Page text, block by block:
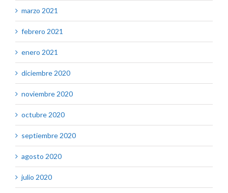
marzo 2021
febrero 2021
enero 2021
diciembre 2020
noviembre 2020
octubre 2020
septiembre 2020
agosto 2020
julio 2020